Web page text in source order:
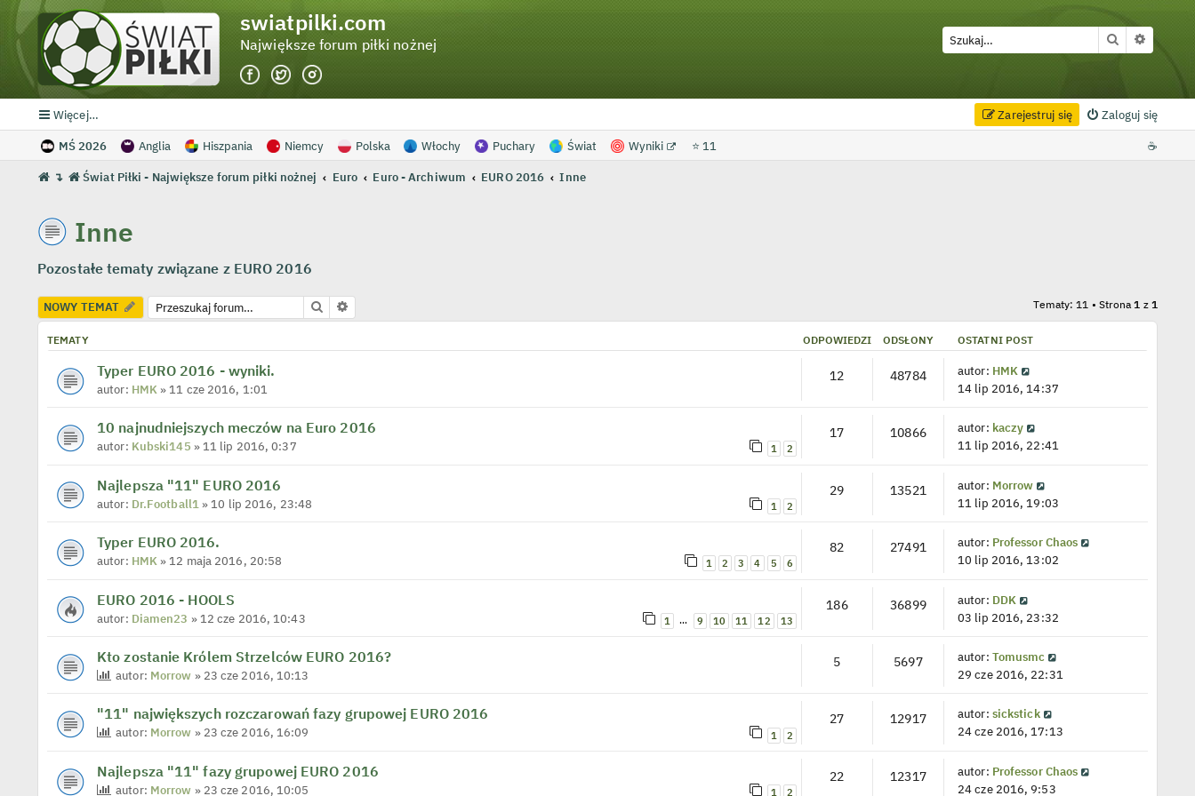
swiatpilki.com
Największe forum piłki nożnej Szukaj
Więcej… Zaloguj się
Zarejestruj się
MŚ 2026 Anglia Hiszpania Niemcy Polska Włochy Puchary Świat Wyniki ⭐ 11 ☕
↴ Świat Piłki - Największe forum piłki nożnej Euro Euro - Archiwum EURO 2016 Inne
Inne
Pozostałe tematy związane z EURO 2016
NOWY TEMAT Szukaj Tematy: 11 • Strona1 z 1
TEMATY ODPOWIEDZI ODSŁONY OSTATNI POST
Typer EURO 2016 - wyniki.
autor: HMK» 11 cze 2016, 1:01
12 48784 autor: HMK
14 lip 2016, 14:37
10 najnudniejszych meczów na Euro 2016
autor: Kubski145 » 11 lip 2016, 0:37 1 2
17 10866 autor: kaczy
11 lip 2016, 22:41
Najlepsza "11" EURO 2016
autor: Dr.Football1» 10 lip 2016, 23:48 1 2
29 13521 autor: Morrow
11 lip 2016, 19:03
Typer EURO 2016.
autor: HMK» 12 maja 2016, 20:58 1 2 3 4 5 6
82 27491 autor: Professor Chaos
10 lip 2016, 13:02
EURO 2016 - HOOLS
autor: Diamen23 » 12 cze 2016, 10:43 1 … 9 10 11 12 13
186 36899 autor: DDK
03 lip 2016, 23:32
Kto zostanie Królem Strzelców EURO 2016?
autor: Morrow » 23 cze 2016, 10:13
5 5697 autor: Tomusmc
29 cze 2016, 22:31
"11" największych rozczarowań fazy grupowej EURO 2016
autor: Morrow » 23 cze 2016, 16:09 1 2
27 12917 autor: sickstick
24 cze 2016, 17:13
Najlepsza "11" fazy grupowej EURO 2016
autor: Morrow » 23 cze 2016, 10:05 1 2
22 12317 autor: Professor Chaos
24 cze 2016, 9:53